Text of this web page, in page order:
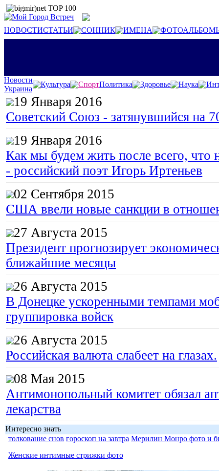
НОВОСТИСТАТЬИ СОННИК ИМЕНА
Новости
Украина
Культура СпортПолитика Здоровье Наука
19 Января 2016
Советский Союз - затянувшийся на
19 Января 2016
Как мы будем жить после всего, что
- российский поэт Игорь Иртеньев
02 Сентября 2015
США ввели новые санкции в
27 Августа 2015
Президент прогнозирует
ближайшие месяцы
26 Августа 2015
В Донецке ускоренными темпами
группировка войск
26 Августа 2015
Российская валюта слабеет на глазах.
08 Мая 2015
Антимонопольный комитет обязал
лекарства
Интересно знать
толкование снов гороскоп на завтра Мерилин Монро фото и
Женские интимные стрижки фото